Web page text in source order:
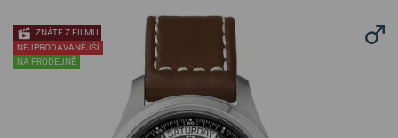
ZNÁTE Z FILMU
NEJPRODÁVANĚJŠÍ
NA PRODEJNĚ